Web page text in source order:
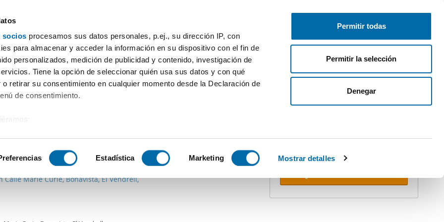
socios procesamos sus datos personales, p.ej., su dirección IP, con
para almacenar y acceder la información en su dispositivo con el fin de
personalizados, medición de publicidad y contenido, investigación de
Tiene la opción de seleccionar quién usa sus datos y con qué
retirar su consentimiento en cualquier momento desde la Declaración de
de consentimiento.
analizándolo activamente para buscar características específicas (huellas
cómo se procesan sus datos personales y establezca sus
Estadística Marketing Mostrar detalles
Permitir todas
Permitir la selección
Denegar
Publiez gratuitement Connectez-vous
Chambres Plus de filtres - 1
Barri Maritim del Francas
2 3 Ch. 2 Salles de bain
Calle Marie Curie, Bonavista, El Vendrell,
Ne vous faites pas doubler. Recevez